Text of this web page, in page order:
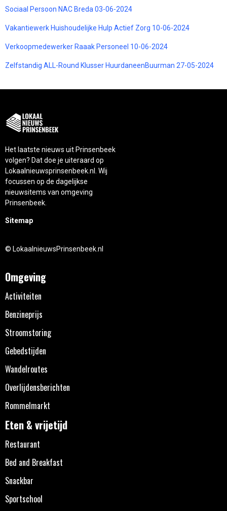
Sociaal Persoon NAC Breda 03-06-2024
Vakantiewerk Huishoudelijke Hulp Actief Zorg 10-06-2024
Verkoopmedewerker Raaak Personeel 10-06-2024
Zelfstandig ALL-Round Klusser HuurdaneenBuurman 27-05-2024
Het laatste nieuws uit Prinsenbeek
volgen? Dat doe je uiteraard op
Lokaalnieuwsprinsenbeek.nl. Wij
focussen op de dagelijkse
nieuwsitems van omgeving
Prinsenbeek.
Sitemap
© LokaalnieuwsPrinsenbeek.nl
Omgeving
Activiteiten
Benzineprijs
Stroomstoring
Gebedstijden
Wandelroutes
Overlijdensberichten
Rommelmarkt
Eten & vrijetijd
Restaurant
Bed and Breakfast
Snackbar
Sportschool